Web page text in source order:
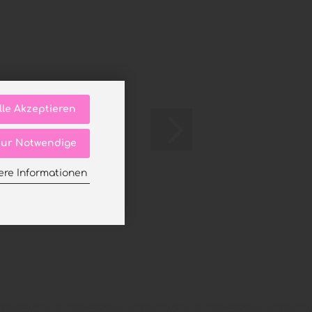
Akzeptieren
Notwendige
Informationen